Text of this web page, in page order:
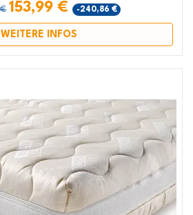
153,99 € -240,86 €
WEITERE INFOS